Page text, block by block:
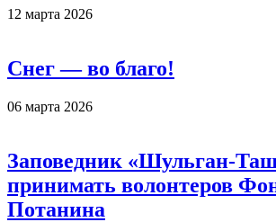
12 марта 2026
Снег — во благо!
06 марта 2026
Заповедник «Шульган-
принимать волонтеров
Потанина